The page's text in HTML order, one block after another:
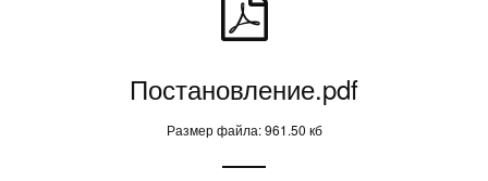
Постановление.pdf
Размер файла: 961.50 кб